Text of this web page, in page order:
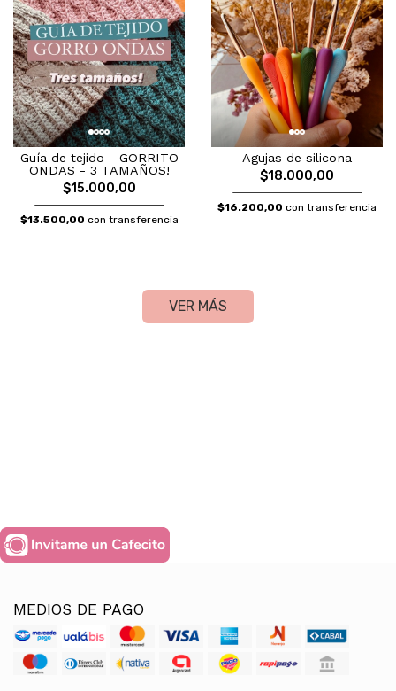
Guía de tejido - GORRITO
ONDAS - 3 TAMAÑOS!
$15.000,00
$13.500,00 con transferencia
Agujas de silicona
$18.000,00
$16.200,00 con transferencia
VER MÁS
MEDIOS DE PAGO